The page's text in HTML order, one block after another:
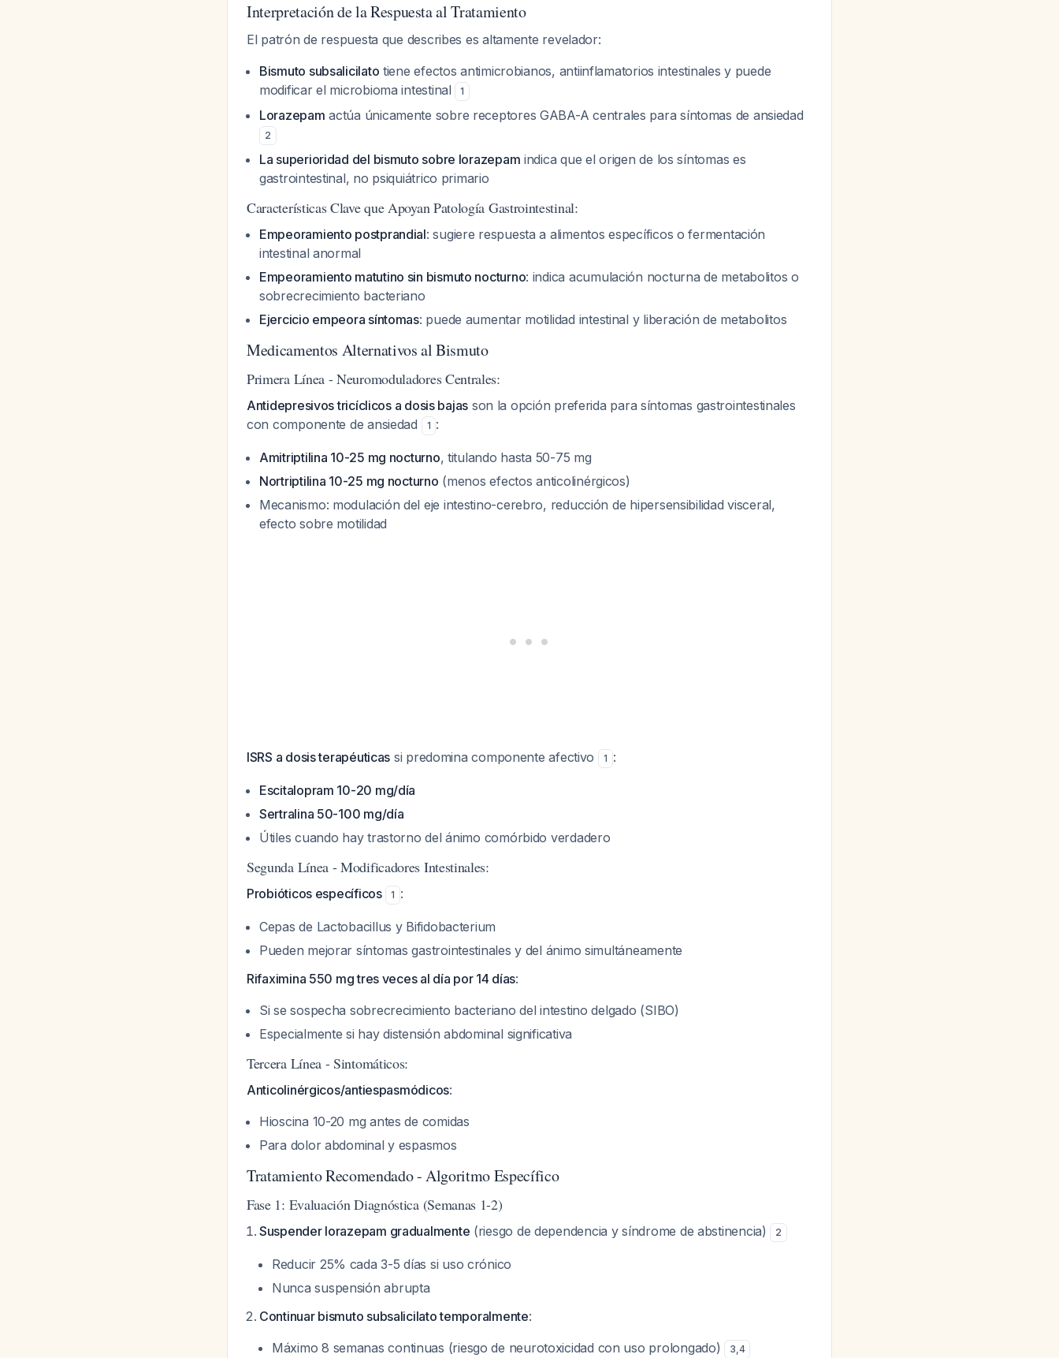
Interpretación de la Respuesta al Tratamiento
El patrón de respuesta que describes es altamente revelador:
Bismuto subsalicilato tiene efectos antimicrobianos, antiinflamatorios intestinales y puede
modificar el microbioma intestinal
1
Lorazepam actúa únicamente sobre receptores GABA-A centrales para síntomas de ansiedad
2
La superioridad del bismuto sobre lorazepam indica que el origen de los síntomas es
gastrointestinal, no psiquiátrico primario
Características Clave que Apoyan Patología Gastrointestinal:
Empeoramiento postprandial: sugiere respuesta a alimentos específicos o fermentación
intestinal anormal
Empeoramiento matutino sin bismuto nocturno: indica acumulación nocturna de metabolitos o
sobrecrecimiento bacteriano
Ejercicio empeora síntomas: puede aumentar motilidad intestinal y liberación de metabolitos
Medicamentos Alternativos al Bismuto
Primera Línea - Neuromoduladores Centrales:
Antidepresivos tricíclicos a dosis bajas son la opción preferida para síntomas gastrointestinales
con componente de ansiedad
1 :
Amitriptilina 10-25 mg nocturno, titulando hasta 50-75 mg
Nortriptilina 10-25 mg nocturno (menos efectos anticolinérgicos)
Mecanismo: modulación del eje intestino-cerebro, reducción de hipersensibilidad visceral,
efecto sobre motilidad
ISRS a dosis terapéuticas si predomina componente afectivo 1 :
Escitalopram 10-20 mg/día
Sertralina 50-100 mg/día
Útiles cuando hay trastorno del ánimo comórbido verdadero
Segunda Línea - Modificadores Intestinales:
Probióticos específicos 1 :
Cepas de Lactobacillus y Bifidobacterium
Pueden mejorar síntomas gastrointestinales y del ánimo simultáneamente
Rifaximina 550 mg tres veces al día por 14 días:
Si se sospecha sobrecrecimiento bacteriano del intestino delgado (SIBO)
Especialmente si hay distensión abdominal significativa
Tercera Línea - Sintomáticos:
Anticolinérgicos/antiespasmódicos:
Hioscina 10-20 mg antes de comidas
Para dolor abdominal y espasmos
Tratamiento Recomendado - Algoritmo Específico
Fase 1: Evaluación Diagnóstica (Semanas 1-2)
Suspender lorazepam gradualmente (riesgo de dependencia y síndrome de abstinencia) 2
Reducir 25% cada 3-5 días si uso crónico
Nunca suspensión abrupta
Continuar bismuto subsalicilato temporalmente:
Máximo 8 semanas continuas (riesgo de neurotoxicidad con uso prolongado)
3,4